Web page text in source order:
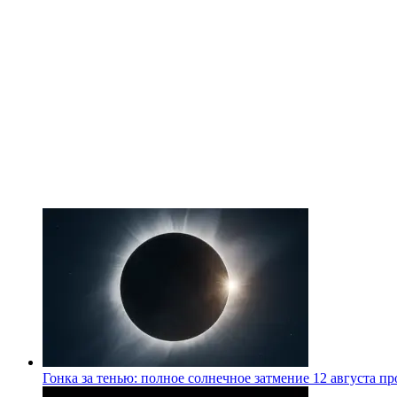
Гонка за тенью: полное солнечное затмение 12 августа